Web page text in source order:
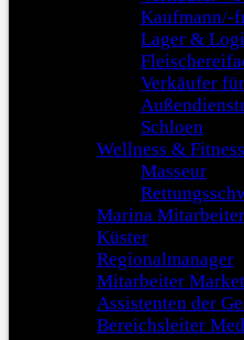
Kaufmann/-
Lager &
Verkäufer
Schloen
Wellness & Fitness
Masseur
Marina Mitarbeiter
Küster
Regionalmanager
Mitarbeiter
Assistenten der
Bereichsleiter